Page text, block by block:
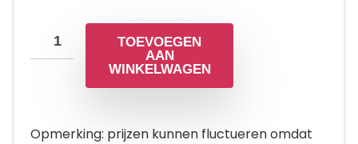
TOEVOEGEN
AAN
WINKELWAGEN
Opmerking: prijzen kunnen fluctueren omdat